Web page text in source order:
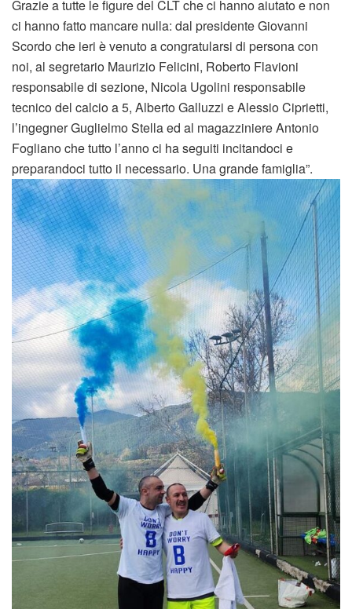
Grazie a tutte le figure del CLT che ci hanno aiutato e non
ci hanno fatto mancare nulla: dal presidente Giovanni
Scordo che ieri è venuto a congratularsi di persona con
noi, al segretario Maurizio Felicini, Roberto Flavioni
responsabile di sezione, Nicola Ugolini responsabile
tecnico del calcio a 5, Alberto Galluzzi e Alessio Ciprietti,
l’ingegner Guglielmo Stella ed al magazziniere Antonio
Fogliano che tutto l’anno ci ha seguiti incitandoci e
preparandoci tutto il necessario. Una grande famiglia”.